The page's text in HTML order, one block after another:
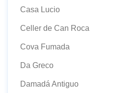
Casa Lucio
Celler de Can Roca
Cova Fumada
Da Greco
Damadá Antiguo